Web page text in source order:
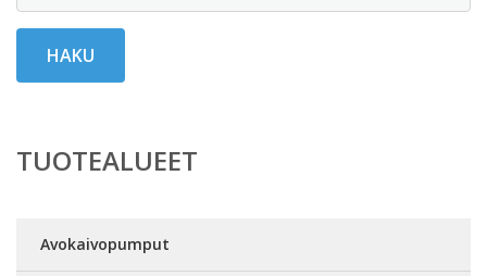
HAKU
TUOTEALUEET
Avokaivopumput